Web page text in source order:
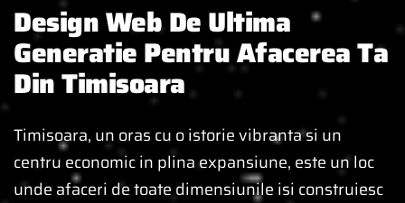
Design Web De Ultima
Generatie Pentru Afacerea Ta
Din Timisoara
Timisoara, un oras cu o istorie vibranta si un
centru economic in plina expansiune, este un loc
unde afaceri de toate dimensiunile isi construiesc